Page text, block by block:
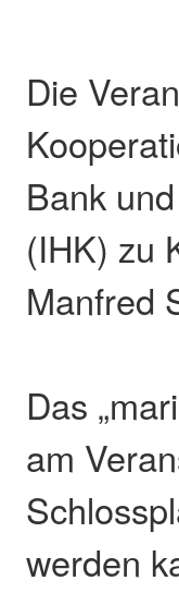
Die
Bank
(IHK) zu
Manfred
Das
am
werden